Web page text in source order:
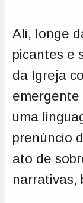
Ali, longe
picantes e
da Igreja
emergente
uma
prenúncio
ato de
narrativas,